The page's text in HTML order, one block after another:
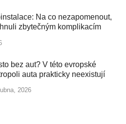
Na co nezapomenout,
zbytečným komplikacím
bez aut? V této evropské
auta prakticky neexistují
2026